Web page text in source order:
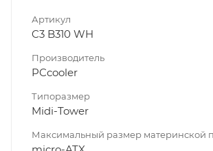
Артикул
C3 B310 WH
Производитель
PCcooler
Типоразмер
Midi-Tower
Максимальный размер материнской